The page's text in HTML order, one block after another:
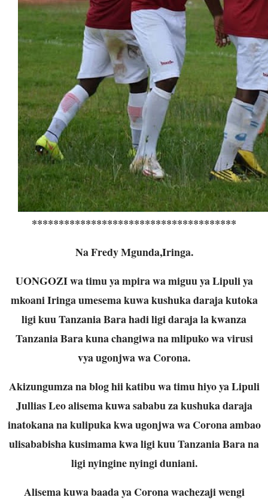
**************************************
Na Fredy Mgunda,Iringa.
UONGOZI wa timu ya mpira wa miguu ya Lipuli ya
mkoani Iringa umesema kuwa kushuka daraja kutoka
ligi kuu Tanzania Bara hadi ligi daraja la kwanza
Tanzania Bara kuna changiwa na mlipuko wa virusi
vya ugonjwa wa Corona.
Akizungumza na blog hii katibu wa timu hiyo ya Lipuli
Jullias Leo alisema kuwa sababu za kushuka daraja
inatokana na kulipuka kwa ugonjwa wa Corona ambao
ulisababisha kusimama kwa ligi kuu Tanzania Bara na
ligi nyingine nyingi duniani.
Alisema kuwa baada ya Corona wachezaji wengi